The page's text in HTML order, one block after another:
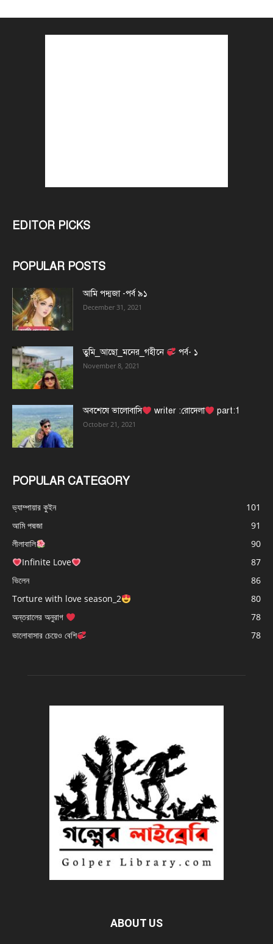
EDITOR PICKS
POPULAR POSTS
আমি পদ্মজা -পর্ব ৯১
December 31, 2021
তুমি_আছো_মনের_গহীনে পর্ব- ১
November 8, 2021
অবশেষে ভালোবাসি writer :রোদেলা part:1
October 21, 2021
POPULAR CATEGORY
ভ্যাম্পায়ার কুইন
101
আমি পদ্মজা
91
লীলাবালি
90
Infinite Love
87
ভিলেন
86
Torture with love season_2
80
অন্তরালের অনুরাগ
78
ভালোবাসার চেয়েও বেশি
78
ABOUT US